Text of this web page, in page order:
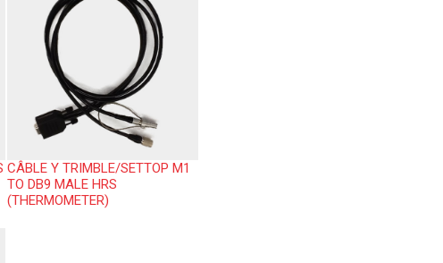
CÂBLE Y TRIMBLE/SETTOP M1
TO DB9 MALE HRS
(THERMOMETER)